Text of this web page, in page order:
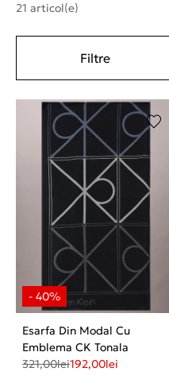
21 articol(e)
Filtre
Esarfa Din Modal Cu
Emblema CK Tonala
321,00lei192,00lei